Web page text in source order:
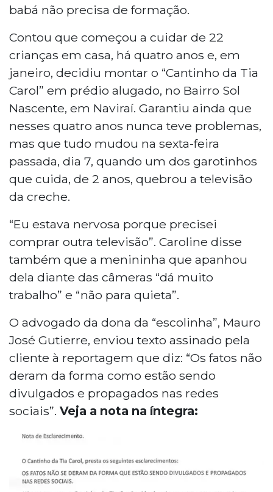
babá não precisa de formação.
Contou que começou a cuidar de 22
crianças em casa, há quatro anos e, em
janeiro, decidiu montar o “Cantinho da Tia
Carol” em prédio alugado, no Bairro Sol
Nascente, em Naviraí. Garantiu ainda que
nesses quatro anos nunca teve problemas,
mas que tudo mudou na sexta-feira
passada, dia 7, quando um dos garotinhos
que cuida, de 2 anos, quebrou a televisão
da creche.
“Eu estava nervosa porque precisei
comprar outra televisão”. Caroline disse
também que a menininha que apanhou
dela diante das câmeras “dá muito
trabalho” e “não para quieta”.
O advogado da dona da “escolinha”, Mauro
José Gutierre, enviou texto assinado pela
cliente à reportagem que diz: “Os fatos não
deram da forma como estão sendo
divulgados e propagados nas redes
sociais”. Veja a nota na íntegra: